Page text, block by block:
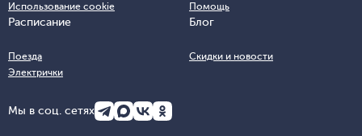
Использование cookie
Помощь
Расписание
Поезда
Электрички
Блог
Скидки и новости
Мы в соц. сетях